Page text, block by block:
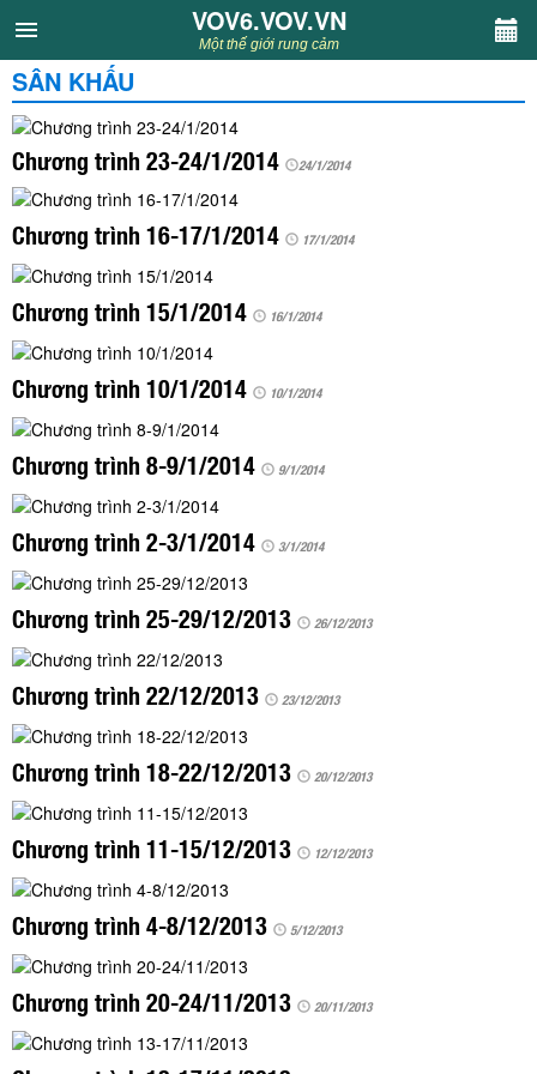
VOV6.VOV.VN
CHUYÊN MỤC
Khách VOV6
Văn học
Nghệ thuật
Sân khấu
Thiếu nhi
Kết nối VOV6
TÌM KIẾM
Vận hành bởi QI Corp
VOV6.VOV.VN
Một thế giới rung cảm
SÂN KHẤU
Chương trình 23-24/1/2014 24/1/2014
Chương trình 16-17/1/2014 17/1/2014
Chương trình 15/1/2014 16/1/2014
Chương trình 10/1/2014 10/1/2014
Chương trình 8-9/1/2014 9/1/2014
Chương trình 2-3/1/2014 3/1/2014
Chương trình 25-29/12/2013 26/12/2013
Chương trình 22/12/2013 23/12/2013
Chương trình 18-22/12/2013 20/12/2013
Chương trình 11-15/12/2013 12/12/2013
Chương trình 4-8/12/2013 5/12/2013
Chương trình 20-24/11/2013 20/11/2013